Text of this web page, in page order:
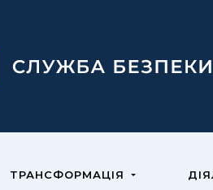
ТРАНСФОРМАЦІЯ